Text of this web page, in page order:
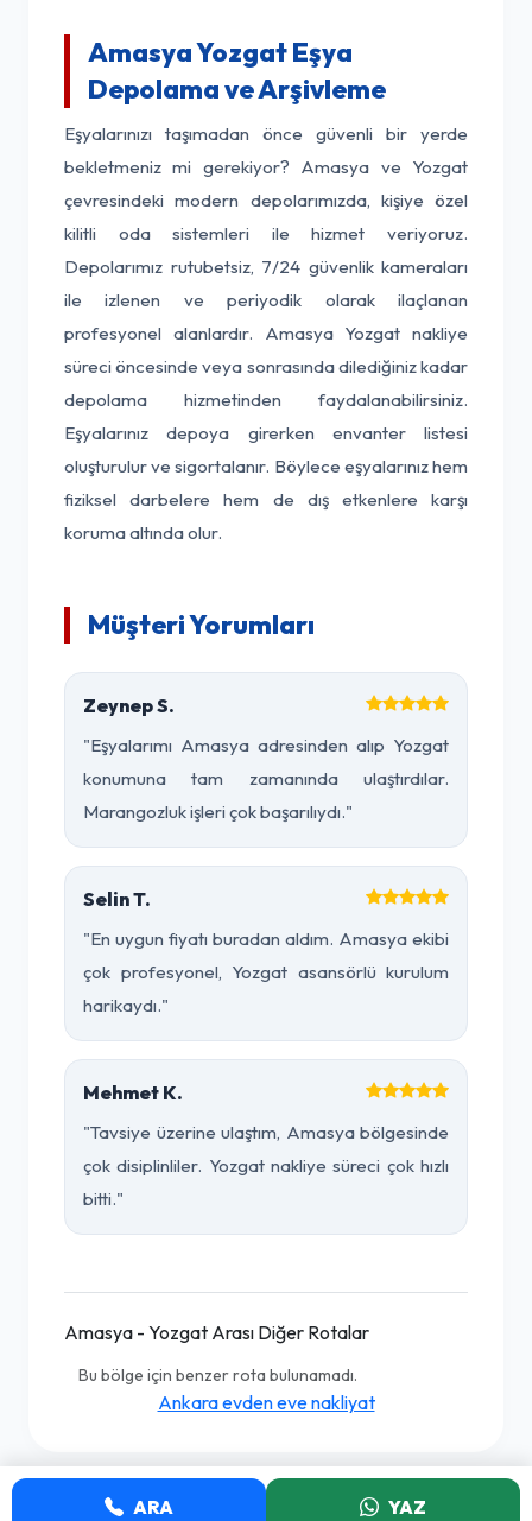
Amasya Yozgat Eşya
Depolama ve Arşivleme
Eşyalarınızı taşımadan önce güvenli bir yerde
bekletmeniz mi gerekiyor? Amasya ve Yozgat
çevresindeki modern depolarımızda, kişiye özel
kilitli oda sistemleri ile hizmet veriyoruz.
Depolarımız rutubetsiz, 7/24 güvenlik kameraları
ile izlenen ve periyodik olarak ilaçlanan
profesyonel alanlardır. Amasya Yozgat nakliye
süreci öncesinde veya sonrasında dilediğiniz kadar
depolama hizmetinden faydalanabilirsiniz.
Eşyalarınız depoya girerken envanter listesi
oluşturulur ve sigortalanır. Böylece eşyalarınız hem
fiziksel darbelere hem de dış etkenlere karşı
koruma altında olur.
Müşteri Yorumları
Zeynep S.
"Eşyalarımı Amasya adresinden alıp Yozgat
konumuna tam zamanında ulaştırdılar.
Marangozluk işleri çok başarılıydı."
Selin T.
"En uygun fiyatı buradan aldım. Amasya ekibi
çok profesyonel, Yozgat asansörlü kurulum
harikaydı."
Mehmet K.
"Tavsiye üzerine ulaştım, Amasya bölgesinde
çok disiplinliler. Yozgat nakliye süreci çok hızlı
bitti."
Amasya - Yozgat Arası Diğer Rotalar
Bu bölge için benzer rota bulunamadı.
Ankara evden eve nakliyat
ARA YAZ